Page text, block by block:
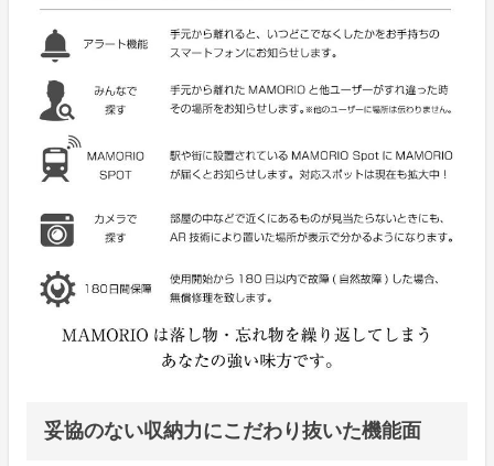
妥協のない収納力にこだわり抜いた機能面